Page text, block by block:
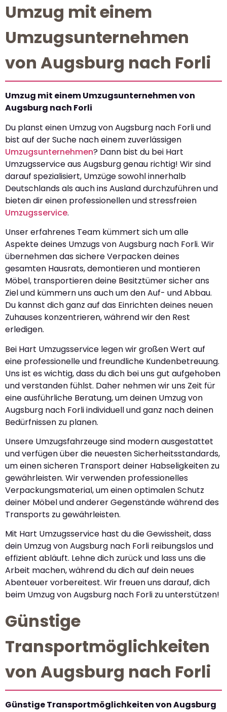
Umzug mit einem
Umzugsunternehmen
von Augsburg nach Forli
Umzug mit einem Umzugsunternehmen von
Augsburg nach Forli
Du planst einen Umzug von Augsburg nach Forli und
bist auf der Suche nach einem zuverlässigen
Umzugsunternehmen? Dann bist du bei Hart
Umzugsservice aus Augsburg genau richtig! Wir sind
darauf spezialisiert, Umzüge sowohl innerhalb
Deutschlands als auch ins Ausland durchzuführen und
bieten dir einen professionellen und stressfreien
Umzugsservice.
Unser erfahrenes Team kümmert sich um alle
Aspekte deines Umzugs von Augsburg nach Forli. Wir
übernehmen das sichere Verpacken deines
gesamten Hausrats, demontieren und montieren
Möbel, transportieren deine Besitztümer sicher ans
Ziel und kümmern uns auch um den Auf- und Abbau.
Du kannst dich ganz auf das Einrichten deines neuen
Zuhauses konzentrieren, während wir den Rest
erledigen.
Bei Hart Umzugsservice legen wir großen Wert auf
eine professionelle und freundliche Kundenbetreuung.
Uns ist es wichtig, dass du dich bei uns gut aufgehoben
und verstanden fühlst. Daher nehmen wir uns Zeit für
eine ausführliche Beratung, um deinen Umzug von
Augsburg nach Forli individuell und ganz nach deinen
Bedürfnissen zu planen.
Unsere Umzugsfahrzeuge sind modern ausgestattet
und verfügen über die neuesten Sicherheitsstandards,
um einen sicheren Transport deiner Habseligkeiten zu
gewährleisten. Wir verwenden professionelles
Verpackungsmaterial, um einen optimalen Schutz
deiner Möbel und anderer Gegenstände während des
Transports zu gewährleisten.
Mit Hart Umzugsservice hast du die Gewissheit, dass
dein Umzug von Augsburg nach Forli reibungslos und
effizient abläuft. Lehne dich zurück und lass uns die
Arbeit machen, während du dich auf dein neues
Abenteuer vorbereitest. Wir freuen uns darauf, dich
beim Umzug von Augsburg nach Forli zu unterstützen!
Günstige
Transportmöglichkeiten
von Augsburg nach Forli
Günstige Transportmöglichkeiten von Augsburg